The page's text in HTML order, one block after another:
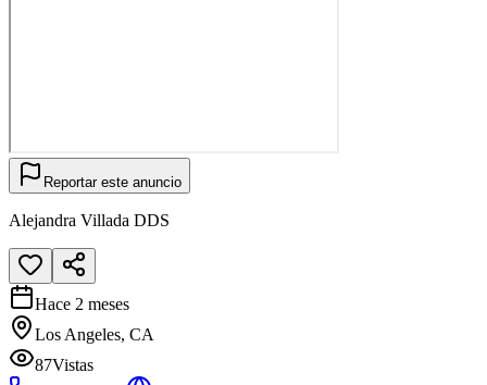
Reportar este anuncio
Alejandra Villada DDS
Hace 2 meses
Los Angeles, CA
87Vistas